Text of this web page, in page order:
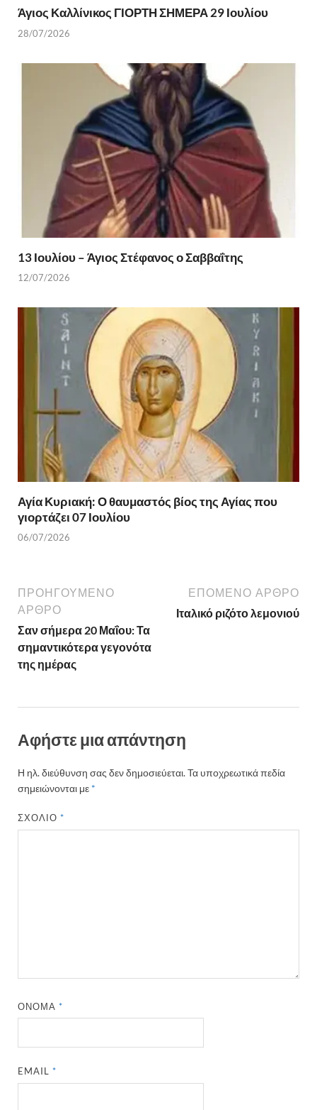
Άγιος Καλλίνικος ΓΙΟΡΤΗ ΣΗΜΕΡΑ 29 Ιουλίου
28/07/2026
13 Ιουλίου – Άγιος Στέφανος ο Σαββαΐτης
12/07/2026
Αγία Κυριακή: Ο θαυμαστός βίος της Αγίας που
γιορτάζει 07 Ιουλίου
06/07/2026
ΠΡΟΗΓΟΎΜΕΝΟ
ΆΡΘΡΟ
Σαν σήμερα 20 Μαΐου: Τα
σημαντικότερα γεγονότα
της ημέρας
ΕΠΌΜΕΝΟ ΆΡΘΡΟ
Ιταλικό ριζότο λεμονιού
Αφήστε μια απάντηση
Η ηλ. διεύθυνση σας δεν δημοσιεύεται.Τα υποχρεωτικά πεδία
σημειώνονται με *
ΣΧΌΛΙΟ*
ΌΝΟΜΑ*
EMAIL*